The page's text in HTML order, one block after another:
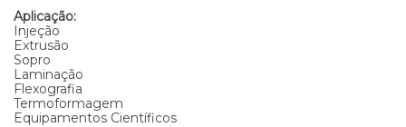
Aplicação:
Injeção
Extrusão
Sopro
Laminação
Flexografia
Termoformagem
Equipamentos Científicos